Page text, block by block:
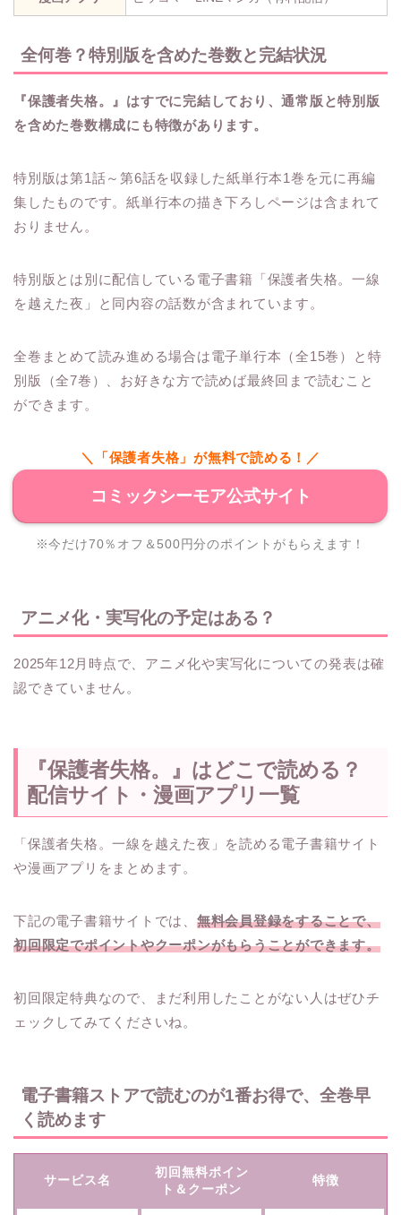
全何巻？特別版を含めた巻数と完結状況
『保護者失格。』はすでに完結しており、通常版と特別版
を含めた巻数構成にも特徴があります。
特別版は第1話～第6話を収録した紙単行本1巻を元に再編
集したものです。紙単行本の描き下ろしページは含まれて
おりません。
特別版とは別に配信している電子書籍「保護者失格。一線
を越えた夜」と同内容の話数が含まれています。
全巻まとめて読み進める場合は電子単行本（全15巻）と特
別版（全7巻）、お好きな方で読めば最終回まで読むこと
ができます。
＼「保護者失格」が無料で読める！／
コミックシーモア公式サイト
※今だけ70％オフ＆500円分のポイントがもらえます！
アニメ化・実写化の予定はある？
2025年12月時点で、アニメ化や実写化についての発表は確
認できていません。
『保護者失格。』はどこで読める？
配信サイト・漫画アプリ一覧
「保護者失格。一線を越えた夜」を読める電子書籍サイト
や漫画アプリをまとめます。
下記の電子書籍サイトでは、 無料会員登録をすることで、
初回限定でポイントやクーポンがもらうことができます。
初回限定特典なので、まだ利用したことがない人はぜひチ
ェックしてみてくださいね。
電子書籍ストアで読むのが1番お得で、全巻早
く読めます
サービス名
初回無料ポイン
ト＆クーポン
特徴